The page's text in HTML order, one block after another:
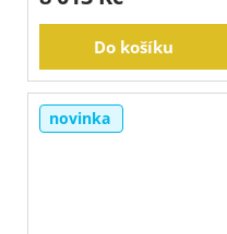
Do košíku
novinka